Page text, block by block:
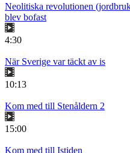
Neolitiska revolutionen
blev bofast
4:30
När Sverige var täckt av is
10:13
Kom med till Stenåldern 2
15:00
Kom med till Istiden